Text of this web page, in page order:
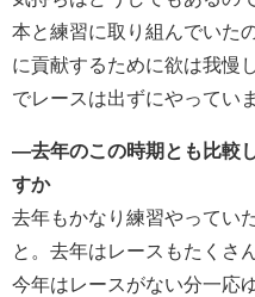
本と練習に取り組んでいた
に貢献するために欲は我慢
でレースは出ずにやってい
―去年のこの時期とも比較
すか
去年もかなり練習やってい
と。去年はレースもたくさ
今年はレースがない分一応